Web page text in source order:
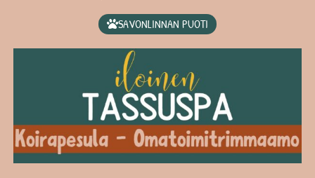
SAVONLINNAN PUOTI